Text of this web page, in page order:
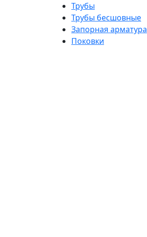
Трубы
Трубы бесшовные
Запорная арматура
Поковки